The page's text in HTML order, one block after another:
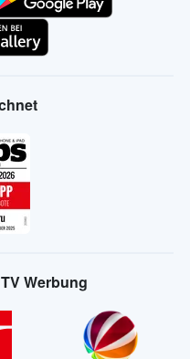
Werbung